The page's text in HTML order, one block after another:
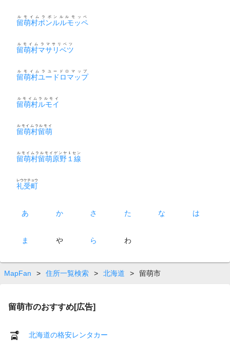
留萌村ポンルルモッペ
ルモイムラポンルルモッペ
留萌村マサリベツ
ルモイムラマサリベツ
留萌村ユードロマップ
ルモイムラユードロマップ
留萌村ルモイ
ルモイムラルモイ
留萌村留萌
ルモイムラルモイ
留萌村留萌原野１線
ルモイムラルモイゲンヤ１セン
礼受町
レウケチョウ
あ か さ た な は
ま や ら わ
MapFan > 住所一覧検索 > 北海道 > 留萌市
留萌市のおすすめ[広告]
北海道の格安レンタカー